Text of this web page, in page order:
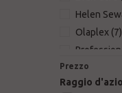
Helen
Olaplex (7)
Reuzel
Revlon
Prezzo
Raggio